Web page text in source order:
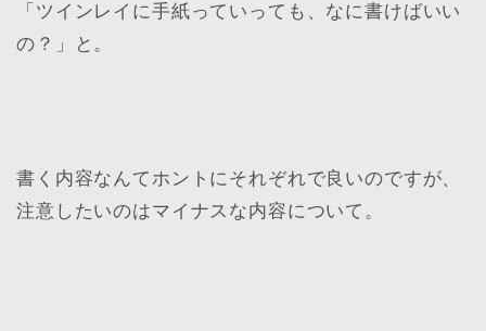
「ツインレイに手紙っていっても、なに書けばいい
の？」と。
書く内容なんてホントにそれぞれで良いのですが、
注意したいのはマイナスな内容について。